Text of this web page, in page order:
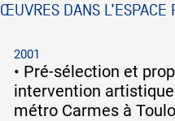
ŒUVRES DANS L’ESPACE
2001
• Pré-sélection et
intervention
métro Carmes à